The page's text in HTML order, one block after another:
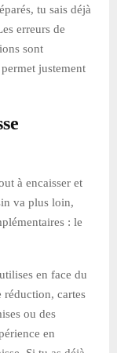
tu sais déjà
erreurs de
sont
justement
à encaisser et
va plus loin,
: le
en face du
réduction, cartes
ou des
en